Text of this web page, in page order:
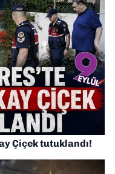
Çiçek tutuklandı!